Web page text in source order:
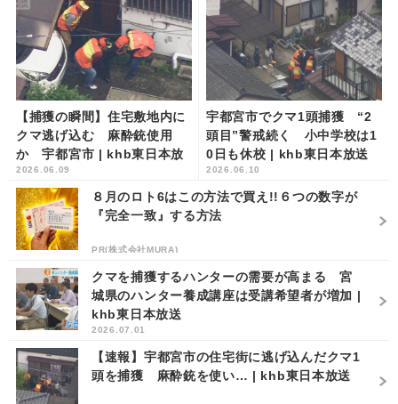
【捕獲の瞬間】住宅敷地内に
クマ逃げ込む 麻酔銃使用
か 宇都宮市 | khb東日本放
送
2026.06.09
宇都宮市でクマ1頭捕獲 “2
頭目”警戒続く 小中学校は1
0日も休校 | khb東日本放送
2026.06.10
８月のロト6はこの方法で買え!!６つの数字が
『完全一致』する方法
PR(株式会社MURA)
クマを捕獲するハンターの需要が高まる 宮
城県のハンター養成講座は受講希望者が増加 |
khb東日本放送
2026.07.01
【速報】宇都宮市の住宅街に逃げ込んだクマ1
頭を捕獲 麻酔銃を使い… | khb東日本放送